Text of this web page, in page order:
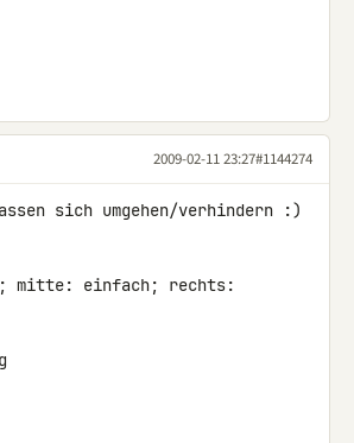
2009-02-11 23:27#1144274
sich umgehen/verhindern :)
mitte: einfach; rechts: